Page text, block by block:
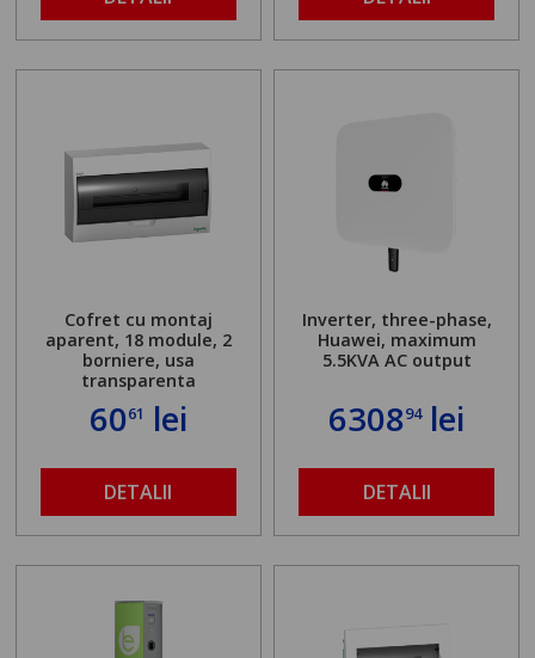
Cofret cu montaj
aparent, 18 module, 2
borniere, usa
transparenta
6061 lei
DETALII
Inverter, three-phase,
Huawei, maximum
5.5KVA AC output
630894lei
DETALII